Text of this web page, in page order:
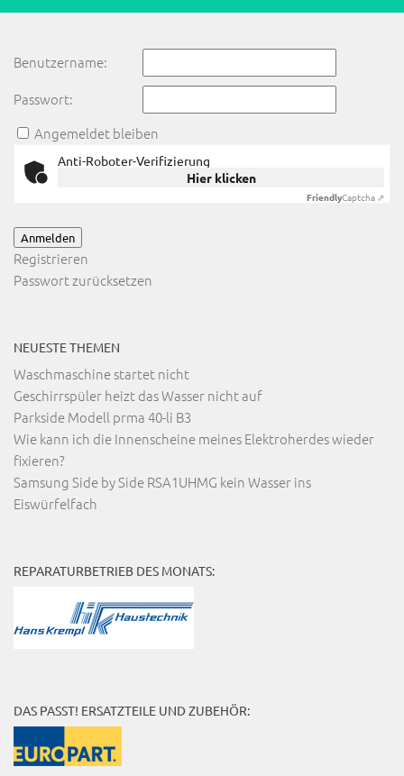
Benutzername:
Passwort:
Angemeldet bleiben
Anti-Roboter-Verifizierung
Hier klicken
FriendlyCaptcha ⇗
Anmelden
Registrieren
Passwort zurücksetzen
NEUESTE THEMEN
Waschmaschine startet nicht
Geschirrspüler heizt das Wasser nicht auf
Parkside Modell prma 40-li B3
Wie kann ich die Innenscheine meines Elektroherdes wieder
fixieren?
Samsung Side by Side RSA1UHMG kein Wasser ins
Eiswürfelfach
REPARATURBETRIEB DES MONATS:
DAS PASST! ERSATZTEILE UND ZUBEHÖR: